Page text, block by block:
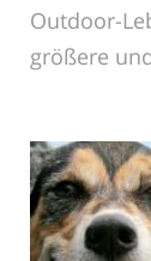
Outdoor-
größere